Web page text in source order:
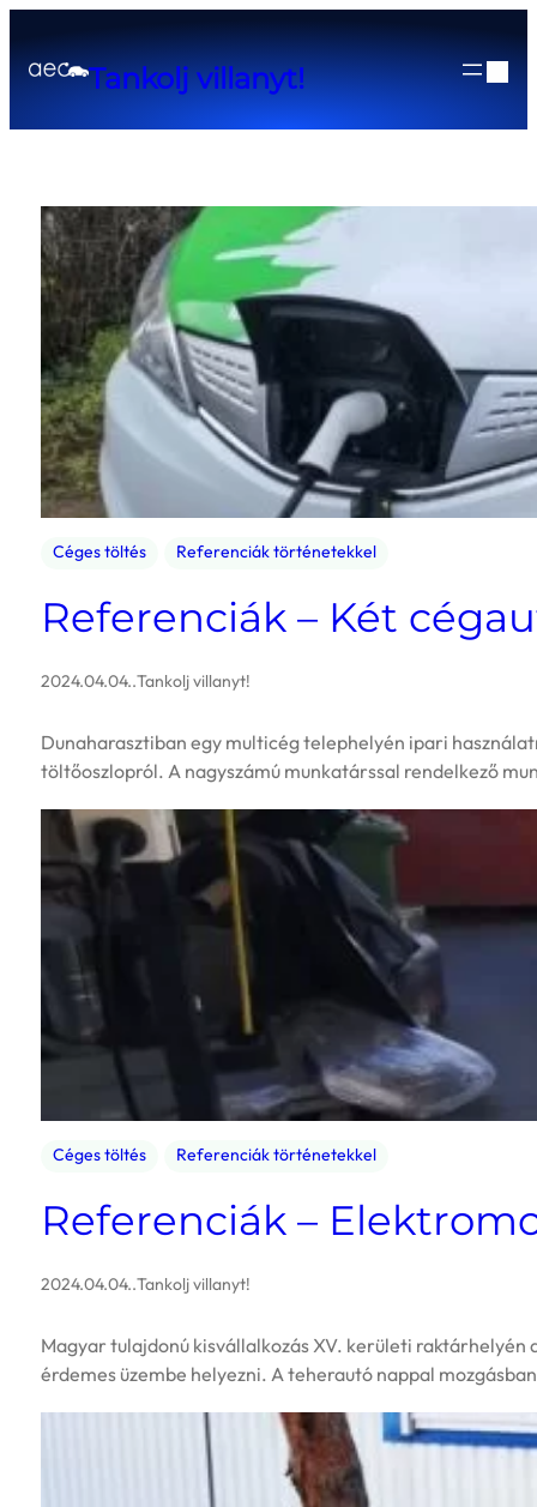
Tankolj villanyt!
Céges töltés Referenciák történetekkel
Referenciák – Két
2024.04.04..Tankolj villanyt!
Dunaharasztiban egy multicég telephelyén ipari
töltőoszlopról. A nagyszámú munkatárssal rendelkező
Céges töltés Referenciák történetekkel
Referenciák –
2024.04.04..Tankolj villanyt!
Magyar tulajdonú kisvállalkozás XV. kerületi
érdemes üzembe helyezni. A teherautó nappal